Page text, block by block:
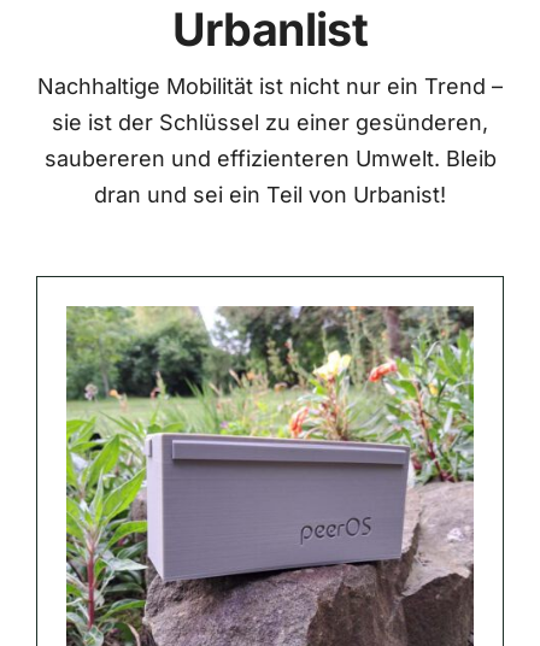
Urbanlist
Nachhaltige Mobilität ist nicht nur ein Trend –
sie ist der Schlüssel zu einer gesünderen,
saubereren und effizienteren Umwelt. Bleib
dran und sei ein Teil von Urbanist!